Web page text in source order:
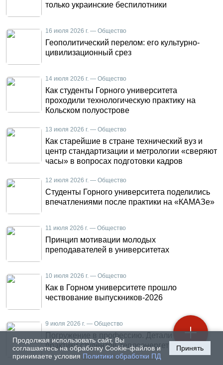
Продолжая использовать сайт, Вы
соглашаетесь на обработку Cookie-файлов и
принимаете условия Политики обработки ПД
Принять
только украинские беспилотники
16 июля 2026 г. — Общество
Геополитический перелом: его культурно-
цивилизационный срез
14 июля 2026 г. — Общество
Как студенты Горного университета
проходили технологическую практику на
Кольском полуострове
13 июля 2026 г. — Общество
Как старейшие в стране технический вуз и
центр стандартизации и метрологии «сверяют
часы» в вопросах подготовки кадров
12 июля 2026 г. — Общество
Студенты Горного университета поделились
впечатлениями после практики на «КАМАЗе»
11 июля 2026 г. — Общество
Принцип мотивации молодых
преподавателей в университетах
10 июля 2026 г. — Общество
Как в Горном университете прошло
чествование выпускников-2026
9 июля 2026 г. — Общество
Погружение в профессию. Детали летней
практики студентов-теплоэнергетиков